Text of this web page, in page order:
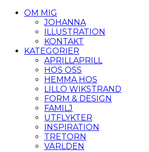
OM MIG
JOHANNA
ILLUSTRATION
KONTAKT
KATEGORIER
APRILLAPRILL
HOS OSS
HEMMA HOS
LILLO WIKSTRAND
FORM & DESIGN
FAMILJ
UTFLYKTER
INSPIRATION
TRETORN
VÄRLDEN